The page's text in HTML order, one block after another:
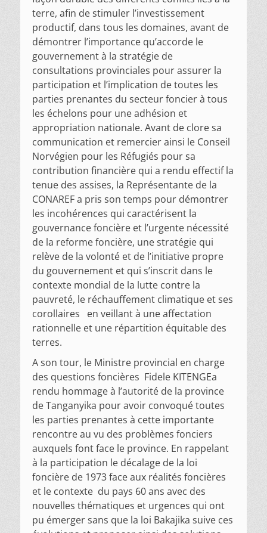
terre, afin de stimuler l’investissement
productif, dans tous les domaines, avant de
démontrer l’importance qu’accorde le
gouvernement à la stratégie de
consultations provinciales pour assurer la
participation et l’implication de toutes les
parties prenantes du secteur foncier à tous
les échelons pour une adhésion et
appropriation nationale. Avant de clore sa
communication et remercier ainsi le Conseil
Norvégien pour les Réfugiés pour sa
contribution financière qui a rendu effectif la
tenue des assises, la Représentante de la
CONAREF a pris son temps pour démontrer
les incohérences qui caractérisent la
gouvernance foncière et l’urgente nécessité
de la reforme foncière, une stratégie qui
relève de la volonté et de l’initiative propre
du gouvernement et qui s’inscrit dans le
contexte mondial de la lutte contre la
pauvreté, le réchauffement climatique et ses
corollaires en veillant à une affectation
rationnelle et une répartition équitable des
terres.
A son tour, le Ministre provincial en charge
des questions foncières Fidele KITENGEa
rendu hommage à l’autorité de la province
de Tanganyika pour avoir convoqué toutes
les parties prenantes à cette importante
rencontre au vu des problèmes fonciers
auxquels font face le province. En rappelant
à la participation le décalage de la loi
foncière de 1973 face aux réalités foncières
et le contexte du pays 60 ans avec des
nouvelles thématiques et urgences qui ont
pu émerger sans que la loi Bakajika suive ces